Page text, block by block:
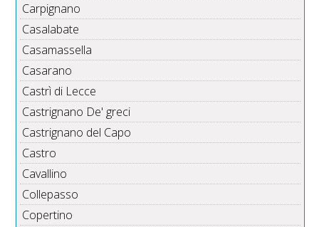
Carpignano
Casalabate
Casamassella
Casarano
Castrì di Lecce
Castrignano De' greci
Castrignano del Capo
Castro
Cavallino
Collepasso
Copertino